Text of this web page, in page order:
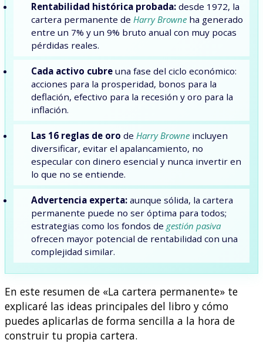
Rentabilidad histórica probada: desde 1972, la
cartera permanente de Harry Browne ha generado
entre un 7% y un 9% bruto anual con muy pocas
pérdidas reales.
Cada activo cubre una fase del ciclo económico:
acciones para la prosperidad, bonos para la
deflación, efectivo para la recesión y oro para la
inflación.
Las 16 reglas de oro de Harry Browne incluyen
diversificar, evitar el apalancamiento, no
especular con dinero esencial y nunca invertir en
lo que no se entiende.
Advertencia experta: aunque sólida, la cartera
permanente puede no ser óptima para todos;
estrategias como los fondos de gestión pasiva
ofrecen mayor potencial de rentabilidad con una
complejidad similar.
En este resumen de «La cartera permanente» te
explicaré las ideas principales del libro y cómo
puedes aplicarlas de forma sencilla a la hora de
construir tu propia cartera.